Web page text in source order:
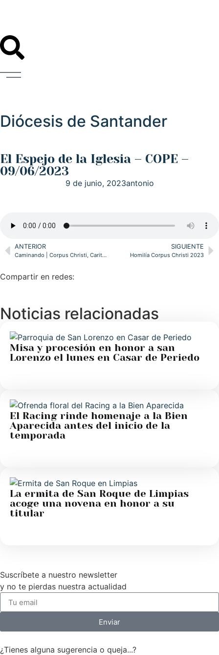
Diócesis de Santander
El Espejo de la Iglesia – COPE –
09/06/2023
9 de junio, 2023antonio
ANTERIOR
Caminando | Corpus Christi, Caritas y FOESSA. Rosario por el Sínodo. Manos Unidas Mercadillo 7.6.23
SIGUIENTE
Homilía Corpus Christi 2023
Compartir en redes:
Noticias relacionadas
Misa y procesión en honor a san
Lorenzo el lunes en Casar de Periedo
El Racing rinde homenaje a la Bien
Aparecida antes del inicio de la
temporada
La ermita de San Roque de Limpias
acoge una novena en honor a su
titular
Suscríbete a nuestro newsletter
y no te pierdas nuestra actualidad
Enviar
¿Tienes alguna sugerencia o queja...?